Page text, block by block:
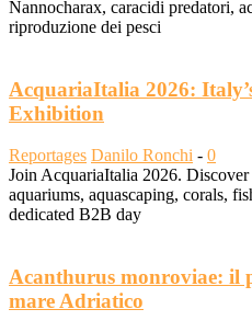
Nannocharax, caracidi predatori,
riproduzione dei pesci
AcquariaItalia 2026:
Exhibition
Reportages Danilo Ronchi - 0
Join AcquariaItalia 2026.
aquariums, aquascaping, corals,
dedicated B2B day
Acanthurus monroviae: il
mare Adriatico